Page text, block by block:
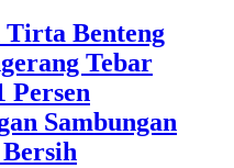
Tirta Benteng
Tebar
Persen
Sambungan